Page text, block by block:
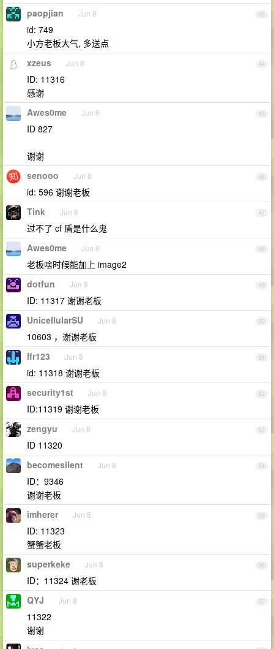
43
paopjian Jun 8
id: 749
小方老板大气, 多送点
44
xzeus Jun 8
ID: 11316
感谢
45
Awes0me Jun 8
ID 827
谢谢
46
senooo Jun 8
id: 596 谢谢老板
47
Tink Jun 8
过不了 cf 盾是什么鬼
48
Awes0me Jun 8
老板啥时候能加上 image2
49
dotfun Jun 8
ID: 11317 谢谢老板
50
UnicellularSU Jun 8
10603 ，谢谢老板
51
lfr123 Jun 8
id: 11318 谢谢老板
52
security1st Jun 8
ID:11319 谢谢老板
53
zengyu Jun 8
ID 11320
54
becomesilent Jun 8
ID：9346
谢谢老板
55
imherer Jun 8
ID: 11323
蟹蟹老板
56
superkeke Jun 8
ID：11324 谢老板
57
QYJ Jun 8
11322
谢谢